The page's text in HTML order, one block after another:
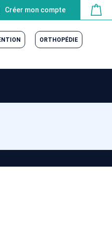
Créer mon compte
ORTHOPÉDIE